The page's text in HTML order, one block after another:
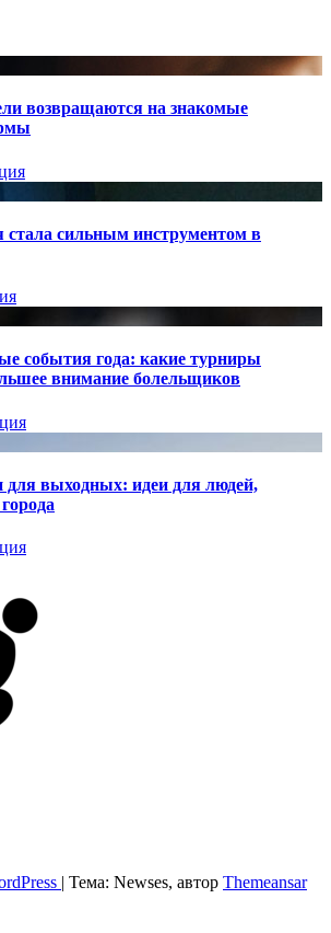
возвращаются на знакомые
стала сильным инструментом в
события года: какие турниры
внимание болельщиков
для выходных: идеи для людей,
| Тема: Newses, автор Themeansar